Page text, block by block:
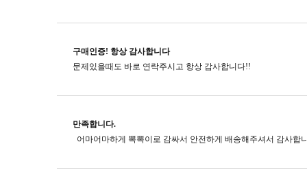
구매인증! 항상 감사합니다
문제있을때도 바로 연락주시고​ 항상 감사합니다!!
만족합니다.